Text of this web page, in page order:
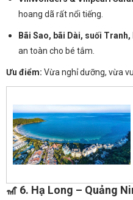
hoang dã rất nổi tiếng.
Bãi Sao, bãi Dài, suối
an toàn cho bé tắm.
Ưu điểm: Vừa nghỉ dưỡng, vừa
🎢 6. Hạ Long – Quảng